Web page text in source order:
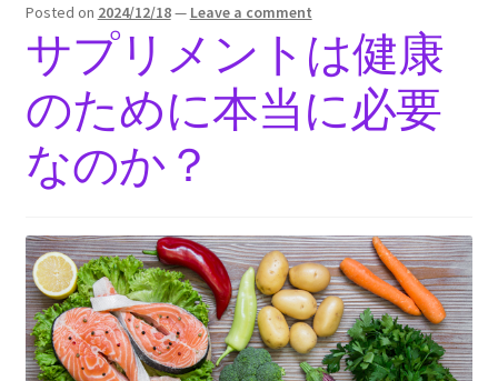
Posted on 2024/12/18— Leave a comment
サプリメントは健康
のために本当に必要
なのか？